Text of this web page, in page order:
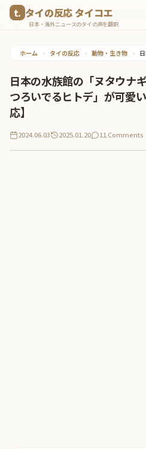
タイの反応 タイコエ
日本・海外ニュースのタイの声を翻訳
ホーム • タイの反応 • 動物・生き物 •
日本の水族館の「ヌタウナ
つろいでるヒトデ」が可愛
応】
2024.06.03 2025.01.20 11 Comments